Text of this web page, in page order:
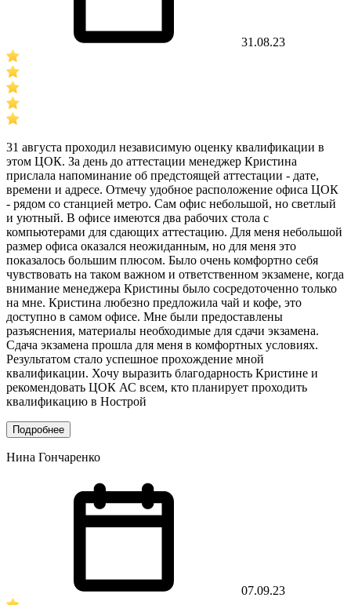
31.08.23
31 августа проходил независимую оценку квалификации в
этом ЦОК. За день до аттестации менеджер Кристина
прислала напоминание об предстоящей аттестации - дате,
времени и адресе. Отмечу удобное расположение офиса ЦОК
- рядом со станцией метро. Сам офис небольшой, но светлый
и уютный. В офисе имеются два рабочих стола с
компьютерами для сдающих аттестацию. Для меня небольшой
размер офиса оказался неожиданным, но для меня это
показалось большим плюсом. Было очень комфортно себя
чувствовать на таком важном и ответственном экзамене, когда
внимание менеджера Кристины было сосредоточенно только
на мне. Кристина любезно предложила чай и кофе, это
доступно в самом офисе. Мне были предоставлены
разъяснения, материалы необходимые для сдачи экзамена.
Сдача экзамена прошла для меня в комфортных условиях.
Результатом стало успешное прохождение мной
квалификации. Хочу выразить благодарность Кристине и
рекомендовать ЦОК АС всем, кто планирует проходить
квалификацию в Нострой
Подробнее
Нина Гончаренко
07.09.23